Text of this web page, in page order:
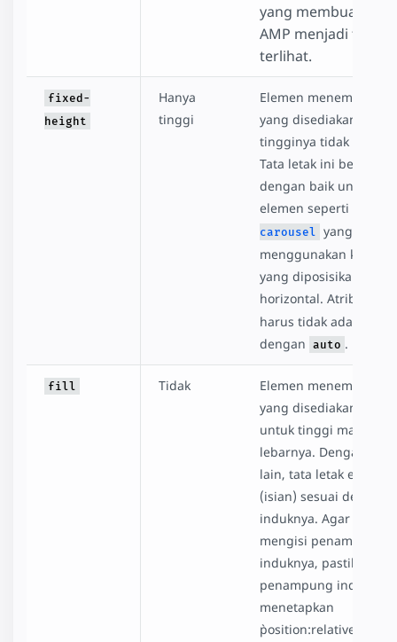
yang membuat
AMP menjadi tidak
terlihat.
fixed-
height
Hanya
tinggi
Elemen menempati
yang disediakan, tapi
tingginya tidak
Tata letak ini berfungsi
dengan baik untuk
elemen seperti
carousel yang
menggunakan konten
yang diposisikan
horizontal. Atribut
harus tidak ada atau
dengan auto .
fill Tidak
Elemen menempati
yang disediakan, baik
untuk tinggi maupun
lebarnya. Dengan kata
lain, tata letak elemen
(isian) sesuai dengan
induknya. Agar elemen
mengisi penampung
induknya, pastikan
penampung induk
menetapkan
`position:relative` atau